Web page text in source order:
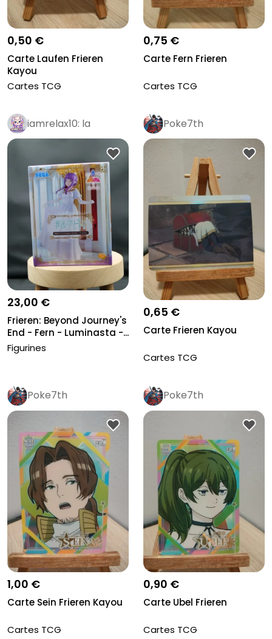
0,50 €
Carte Laufen Frieren
Kayou
Cartes TCG
0,75 €
Carte Fern Frieren
Cartes TCG
iamrelax10: la
boutique Pro
23,00 €
Frieren: Beyond Journey's
End - Fern - Luminasta -...
Figurines
Poke7th
0,65 €
Carte Frieren Kayou
Cartes TCG
Poke7th
1,00 €
Carte Sein Frieren Kayou
Cartes TCG
Poke7th
0,90 €
Carte Ubel Frieren
Cartes TCG